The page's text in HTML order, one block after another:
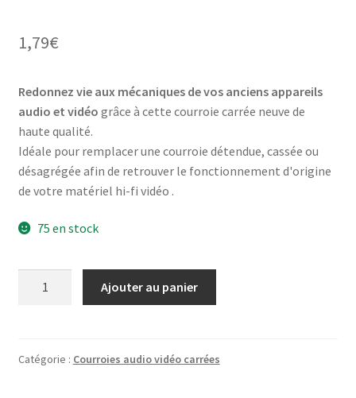
notations
1,79€
Redonnez vie aux mécaniques de vos anciens appareils
audio et vidéo grâce à cette courroie carrée neuve de
haute qualité.
Idéale pour remplacer une courroie détendue, cassée ou
désagrégée afin de retrouver le fonctionnement d'origine
de votre matériel hi-fi vidéo .
75 en stock
audio
Ajouter au panier
Catégorie : Courroies audio vidéo carrées